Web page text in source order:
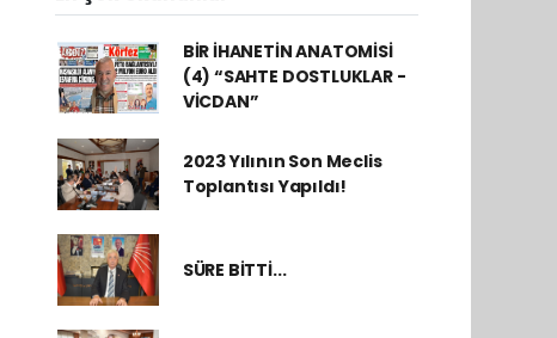
BİR İHANETİN ANATOMİSİ
(4) “SAHTE DOSTLUKLAR -
VİCDAN”
2023 Yılının Son Meclis
Toplantısı Yapıldı!
SÜRE BİTTİ...